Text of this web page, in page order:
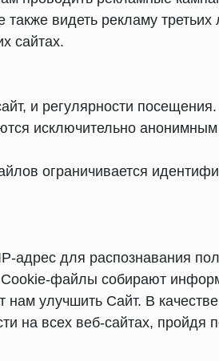
видеть рекламу третьих
сайтах.
и регулярности
исключительно
ограничивается
адрес для распознавания
файлы собирают
нам улучшить Сайт. В
на всех веб-сайтах, пройдя